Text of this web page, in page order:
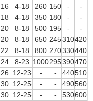
16 4-18 260 150 -
-
18 4-18 350 180 -
-
20 8-18 500 195 -
-
20 8-18 650 245310420
22 8-18 800 270330440
24 8-23 1000295390470
26 12-23 - - 440510
30 12-25 - - 490560
30 12-25 - - 530600